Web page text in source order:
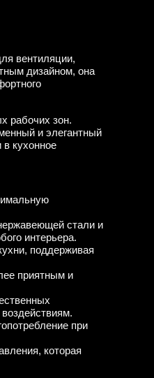
вентиляции,
дизайном, она
рабочих зон.
и элегантный
в кухонное
стали и
интерьера.
поддерживая
приятным и
при
которая